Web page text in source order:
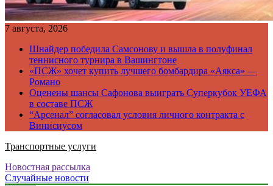
7 августа, 2026
Шнайдер победила Самсонову и вышла в полуфинал
теннисного турнира в Вашингтоне
«ПСЖ» хочет купить лучшего бомбардира «Аякса» —
Романо
Оценены шансы Сафонова выиграть Суперкубок УЕФА
в составе ПСЖ
“Арсенал” согласовал условия личного контракта с
Винисиусом
Транспортные услуги
Новостная рассылка
Случайные новости